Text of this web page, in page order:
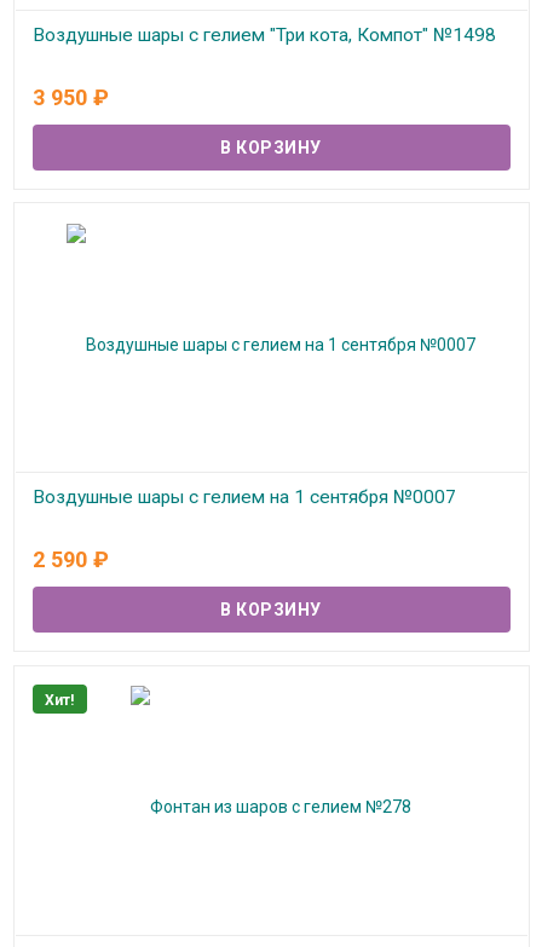
Воздушные шары с гелием "Три кота, Компот" №1498
3 950 ₽
Воздушные шары с гелием на 1 сентября №0007
2 590 ₽
Хит!